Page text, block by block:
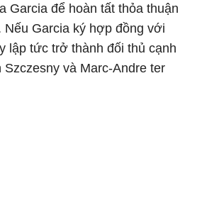
Garcia để hoàn tất thỏa thuận
Nếu Garcia ký hợp đồng với
lập tức trở thành đối thủ cạnh
và Marc-Andre ter